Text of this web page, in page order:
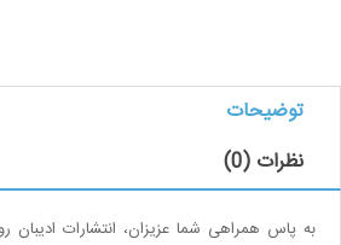
توضیحات
نظرات (0)
به پاس همراهی شما عزیزان،‌ انتشارات ادیبان